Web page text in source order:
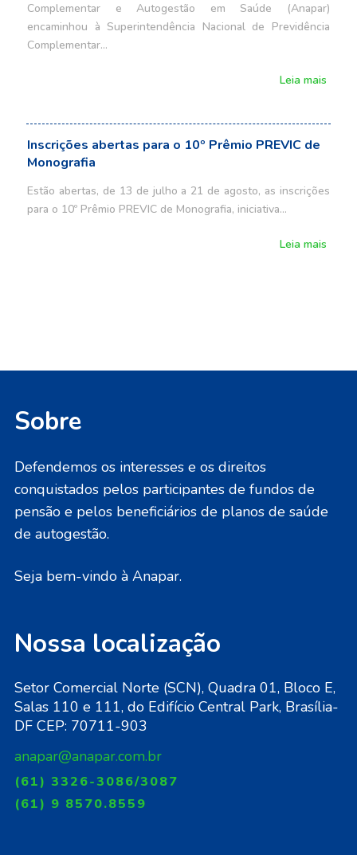
Complementar e Autogestão em Saúde (Anapar)
encaminhou à Superintendência Nacional de Previdência
Complementar…
Leia mais
Inscrições abertas para o 10º Prêmio PREVIC de
Monografia
Estão abertas, de 13 de julho a 21 de agosto, as inscrições
para o 10º Prêmio PREVIC de Monografia, iniciativa…
Leia mais
Sobre
Defendemos os interesses e os direitos
conquistados pelos participantes de fundos de
pensão e pelos beneficiários de planos de saúde
de autogestão.
Seja bem-vindo à Anapar.
Nossa localização
Setor Comercial Norte (SCN), Quadra 01, Bloco E,
Salas 110 e 111, do Edifício Central Park, Brasília-
DF CEP: 70711-903
anapar@anapar.com.br
(61) 3326-3086/3087
(61) 9 8570.8559